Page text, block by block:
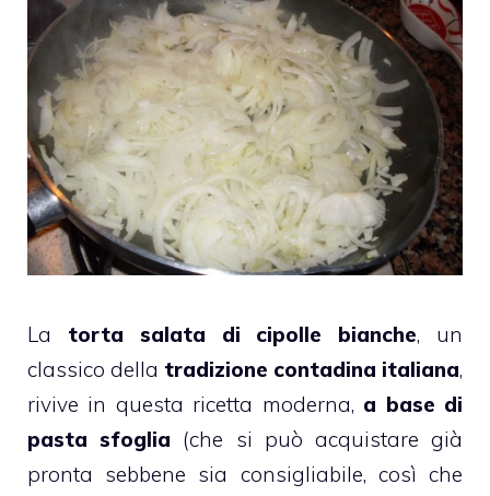
La torta salata di cipolle bianche, un
classico della tradizione contadina italiana,
rivive in questa ricetta moderna, a base di
pasta sfoglia (che si può acquistare già
pronta sebbene sia consigliabile, così che